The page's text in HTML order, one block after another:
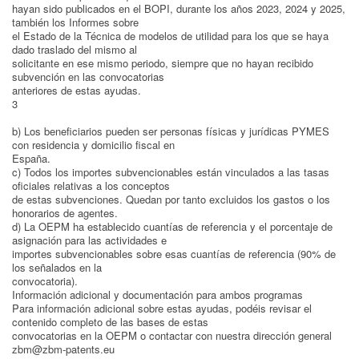
hayan sido publicados en el BOPI, durante los años 2023, 2024 y 2025,
también los Informes sobre
el Estado de la Técnica de modelos de utilidad para los que se haya
dado traslado del mismo al
solicitante en ese mismo periodo, siempre que no hayan recibido
subvención en las convocatorias
anteriores de estas ayudas.
3
b) Los beneficiarios pueden ser personas físicas y jurídicas PYMES
con residencia y domicilio fiscal en
España.
c) Todos los importes subvencionables están vinculados a las tasas
oficiales relativas a los conceptos
de estas subvenciones. Quedan por tanto excluidos los gastos o los
honorarios de agentes.
d) La OEPM ha establecido cuantías de referencia y el porcentaje de
asignación para las actividades e
importes subvencionables sobre esas cuantías de referencia (90% de
los señalados en la
convocatoria).
Información adicional y documentación para ambos programas
Para información adicional sobre estas ayudas, podéis revisar el
contenido completo de las bases de estas
convocatorias en la OEPM o contactar con nuestra dirección general
zbm@zbm-patents.eu